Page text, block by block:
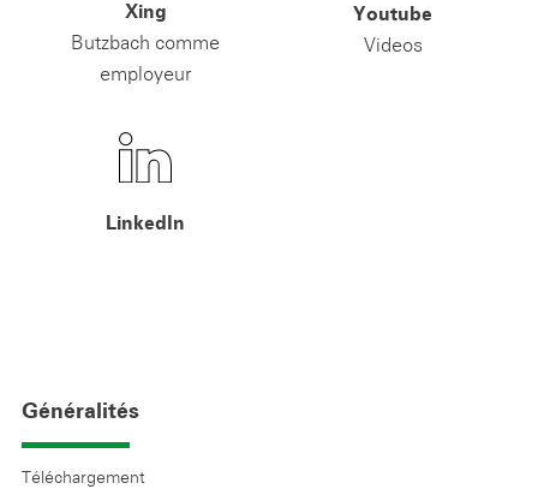
Xing
Butzbach comme
employeur
Youtube
Videos
LinkedIn
Généralités
Téléchargement